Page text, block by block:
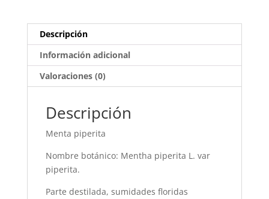
Descripción
Información adicional
Valoraciones (0)
Descripción
Menta piperita
Nombre botánico: Mentha piperita L. var
piperita.
Parte destilada, sumidades floridas